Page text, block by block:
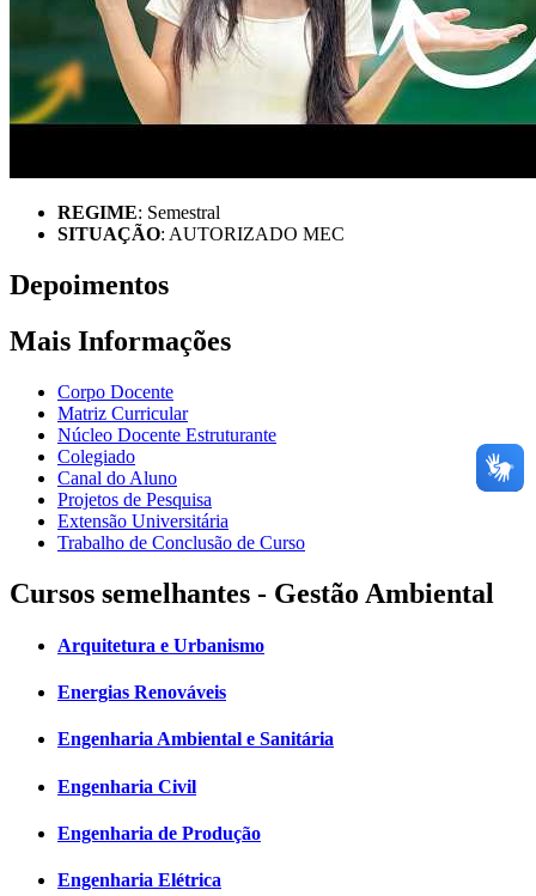
REGIME: Semestral
SITUAÇÃO: AUTORIZADO MEC
Depoimentos
Mais Informações
Corpo Docente
Matriz Curricular
Núcleo Docente Estruturante
Colegiado
Canal do Aluno
Projetos de Pesquisa
Extensão Universitária
Trabalho de Conclusão de Curso
Cursos semelhantes - Gestão Ambiental
Arquitetura e Urbanismo
Energias Renováveis
Engenharia Ambiental e Sanitária
Engenharia Civil
Engenharia de Produção
Engenharia Elétrica